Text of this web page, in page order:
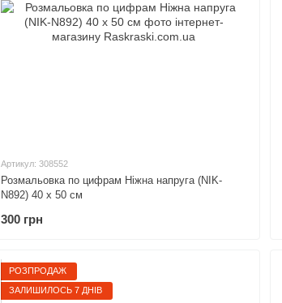
Артикул: 308552
Розмальовка по цифрам Ніжна напруга (NIK-
N892) 40 х 50 см
300 грн
РОЗПРОДАЖ
ЗАЛИШИЛОСЬ 7 ДНІВ